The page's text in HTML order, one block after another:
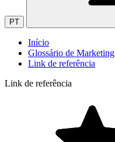
PT
Início
Glossário de Marketing
Link de referência
Link de referência